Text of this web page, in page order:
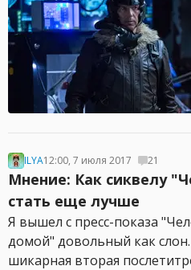
ILYA12:00, 7 июля 2017 21
Мнение: Как сиквелу
стать еще лучше
Я вышел с пресс-показа
домой" довольный как
шикарная вторая